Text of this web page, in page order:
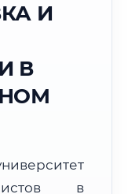
,Ясно
413100–413199
МСК+1 (UTC+4)
И
В
в